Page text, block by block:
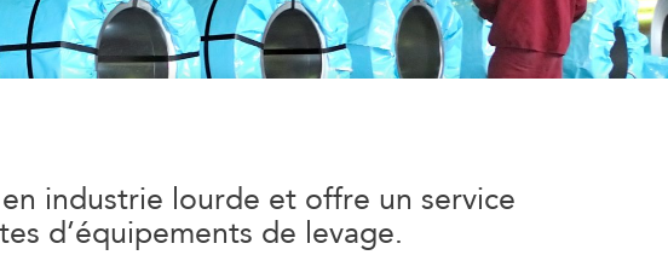
industrie lourde et offre un service
d’équipements de levage.